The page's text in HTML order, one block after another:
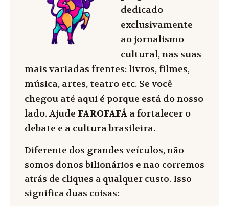
dedicado
exclusivamente
ao jornalismo
cultural, nas suas
mais variadas frentes: livros, filmes,
música, artes, teatro etc. Se você
chegou até aqui é porque está do nosso
lado. Ajude FAROFAFÁ a fortalecer o
debate e a cultura brasileira.
Diferente dos grandes veículos, não
somos donos bilionários e não corremos
atrás de cliques a qualquer custo. Isso
significa duas coisas: